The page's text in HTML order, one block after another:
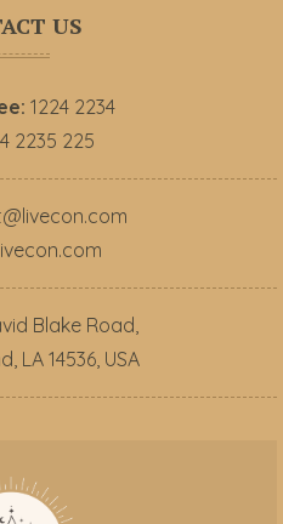
US
1224 2234
2235 225
Blake Road,
LA 14536, USA